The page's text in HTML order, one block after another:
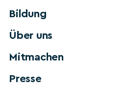
Bildung
Über uns
Mitmachen
Presse